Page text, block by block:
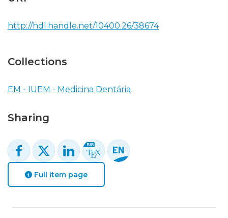
http://hdl.handle.net/10400.26/38674
Collections
EM - IUEM - Medicina Dentária
Sharing
Full item page